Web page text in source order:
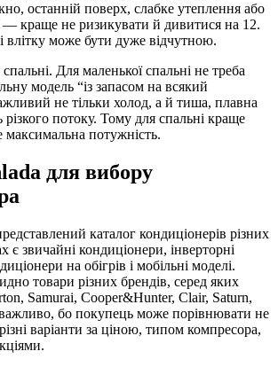
останній поверх, слабке утеплення або
— краще не ризикувати й дивитися на 12.
влітку може бути дуже відчутною.
Для маленької спальні не треба
модель “із запасом на всякий
не тільки холод, а й тиша, плавна
різкого потоку. Тому для спальні краще
максимальна потужність.
для вибору
каталог кондиціонерів різних
є звичайні кондиціонери, інверторні
на обігрів і мобільні моделі.
товари різних брендів, серед яких
Samurai, Cooper&Hunter, Clair, Saturn,
бо покупець може порівнювати не
варіанти за ціною, типом компресора,